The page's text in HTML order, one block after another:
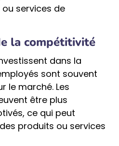
services de
la compétitivité
dans la
sont souvent
le marché. Les
être plus
ce qui peut
produits ou services